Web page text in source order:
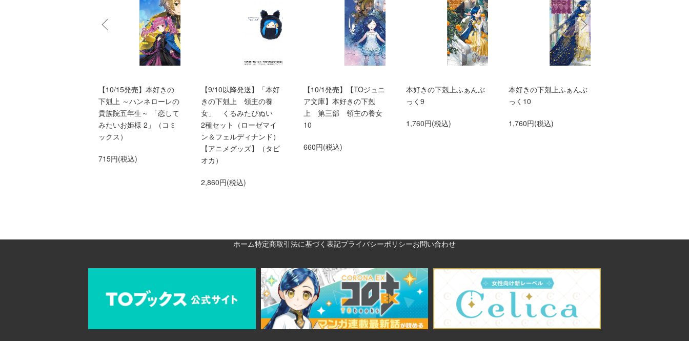
【10/15発売】本好きの
下剋上 ～ハンネローレの
貴族院五年生～ 「恋して
みたいお姫様 2」（コミ
ックス）
715円(税込)
【9/10以降発送】「本好
きの下剋上 領主の養
女」 くるみたぴぬい
2種セット（ローゼマイ
ン＆フェルディナンド）
【アニメグッズ】（タピ
オカ）
2,860円(税込)
【10/1発売】【TOジュニ
ア文庫】本好きの下剋
上 第三部 領主の養女
10
660円(税込)
本好きの下剋上ふぁんぶ
っく9
1,760円(税込)
本好きの下剋上ふぁんぶ
っく10
1,760円(税込)
ホーム特定商取引法に基づく表記プライバシーポリシーお問い合わせ